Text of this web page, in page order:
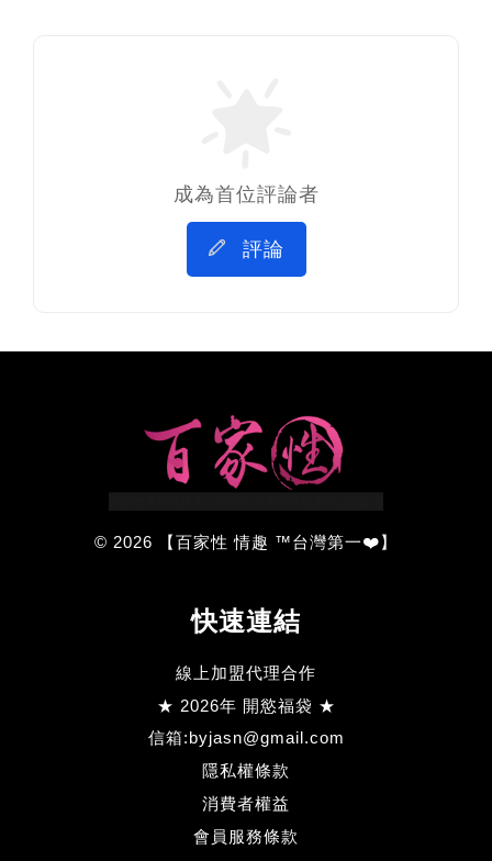
成為首位評論者
評論
© 2026 【百家性 情趣 ™台灣第一❤️】
快速連結
線上加盟代理合作
★ 2026年 開慾福袋 ★
信箱:byjasn@gmail.com
隱私權條款
消費者權益
會員服務條款